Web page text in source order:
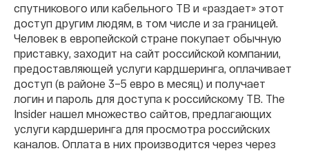
спутникового или кабельного ТВ и «раздает» этот
доступ другим людям, в том числе и за границей.
Человек в европейской стране покупает обычную
приставку, заходит на сайт российской компании,
предоставляющей услуги кардшеринга, оплачивает
доступ (в районе 3–5 евро в месяц) и получает
логин и пароль для доступа к российскому ТВ. The
Insider нашел множество сайтов, предлагающих
услуги кардшеринга для просмотра российских
каналов. Оплата в них производится через через